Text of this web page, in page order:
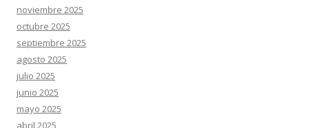
noviembre 2025
octubre 2025
septiembre 2025
agosto 2025
julio 2025
junio 2025
mayo 2025
abril 2025